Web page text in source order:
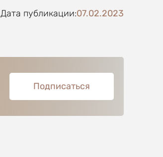
Дата публикации:07.02.2023
Подписаться